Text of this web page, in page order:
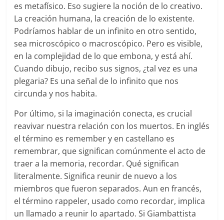
es metafísico. Eso sugiere la noción de lo creativo.
La creación humana, la creación de lo existente.
Podríamos hablar de un infinito en otro sentido,
sea microscópico o macroscópico. Pero es visible,
en la complejidad de lo que embona, y está ahí.
Cuando dibujo, recibo sus signos, ¿tal vez es una
plegaria? Es una señal de lo infinito que nos
circunda y nos habita.
Por último, si la imaginación conecta, es crucial
reavivar nuestra relación con los muertos. En inglés
el término es remember y en castellano es
remembrar, que significan comúnmente el acto de
traer a la memoria, recordar. Qué significan
literalmente. Significa reunir de nuevo a los
miembros que fueron separados. Aun en francés,
el término rappeler, usado como recordar, implica
un llamado a reunir lo apartado. Si Giambattista